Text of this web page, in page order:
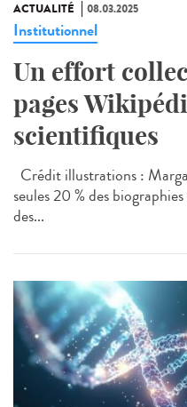
ACTUALITÉ 08.03.2025
Institutionnel
Un effort
pages
scientifiques
Crédit illustrations :
seules 20 % des
des...